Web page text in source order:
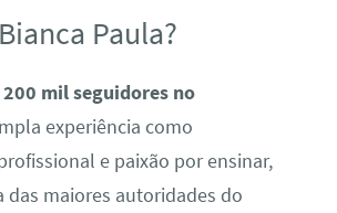
Paula?
200 mil seguidores no
experiência como
e paixão por ensinar,
das maiores autoridades do